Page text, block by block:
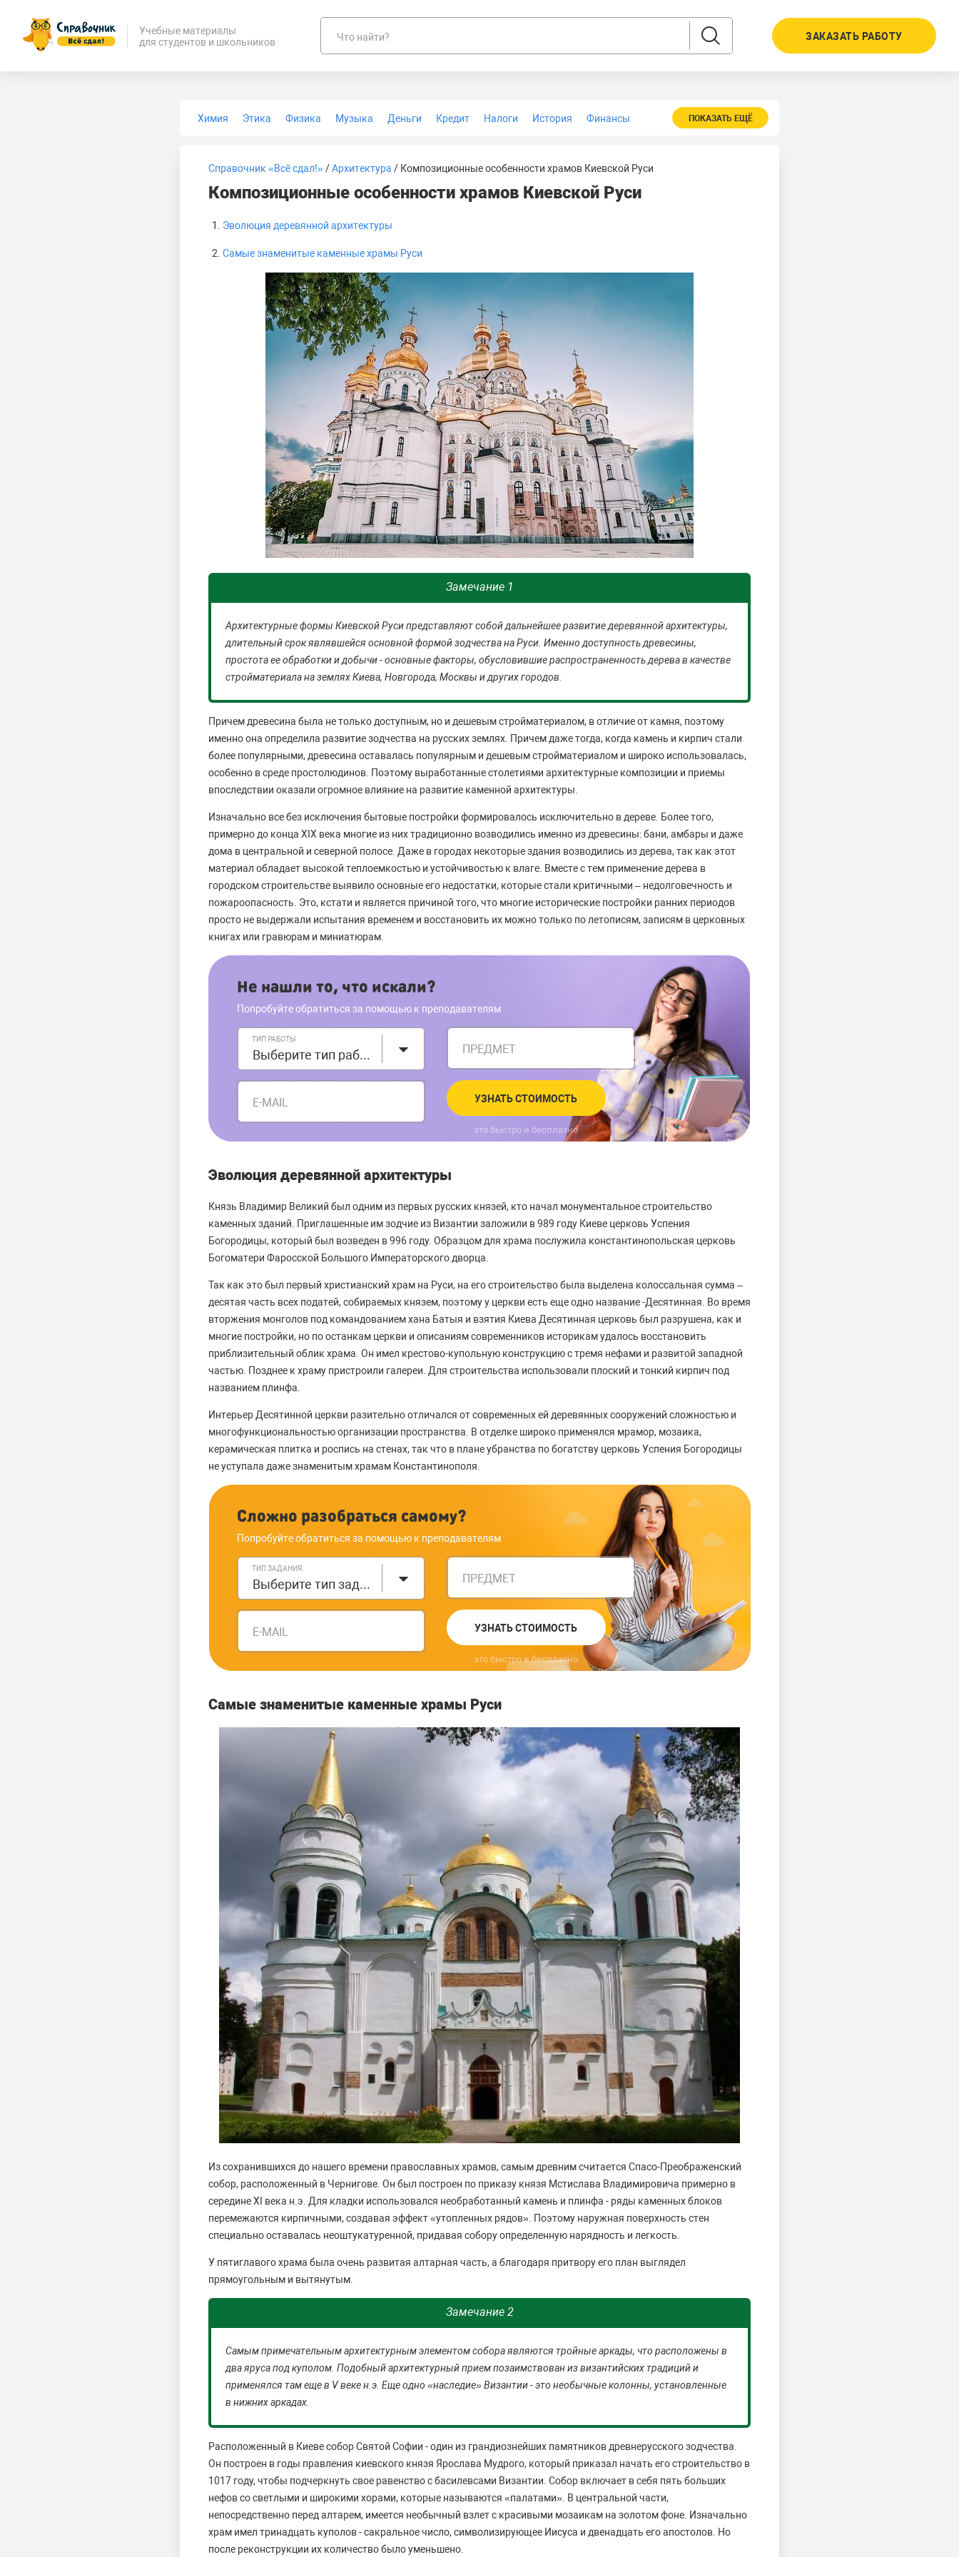
Учебные материалы
для студентов и школьников
Что найти? ЗАКАЗАТЬ РАБОТУ
Химия Этика Физика Музыка Деньги Кредит Налоги История
Финансы
ПОКАЗАТЬ ЕЩЁ
Справочник «Всё сдал!»/Архитектура / Композиционные особенности храмов Киевской Руси
Композиционные особенности храмов Киевской Руси
Эволюция деревянной архитектуры
Самые знаменитые каменные храмы Руси
Замечание 1
Архитектурные формы Киевской Руси представляют собой дальнейшее развитие деревянной архитектуры,
длительный срок являвшейся основной формой зодчества на Руси. Именно доступность древесины,
простота ее обработки и добычи - основные факторы, обусловившие распространенность дерева в качестве
стройматериала на землях Киева, Новгорода, Москвы и других городов.
Причем древесина была не только доступным, но и дешевым стройматериалом, в отличие от камня, поэтому
именно она определила развитие зодчества на русских землях. Причем даже тогда, когда камень и кирпич стали
более популярными, древесина оставалась популярным и дешевым стройматериалом и широко использовалась,
особенно в среде простолюдинов. Поэтому выработанные столетиями архитектурные композиции и приемы
впоследствии оказали огромное влияние на развитие каменной архитектуры.
Изначально все без исключения бытовые постройки формировалось исключительно в дереве. Более того,
примерно до конца XIX века многие из них традиционно возводились именно из древесины: бани, амбары и даже
дома в центральной и северной полосе. Даже в городах некоторые здания возводились из дерева, так как этот
материал обладает высокой теплоемкостью и устойчивостью к влаге. Вместе с тем применение дерева в
городском строительстве выявило основные его недостатки, которые стали критичными – недолговечность и
пожароопасность. Это, кстати и является причиной того, что многие исторические постройки ранних периодов
просто не выдержали испытания временем и восстановить их можно только по летописям, записям в церковных
книгах или гравюрам и миниатюрам.
Не нашли то, что искали?
Попробуйте обратиться за помощью к преподавателям
ТИП РАБОТЫ
Выберите тип работы ПРЕДМЕТ
E-MAIL УЗНАТЬ СТОИМОСТЬ
это быстро и бесплатно
Эволюция деревянной архитектуры
Князь Владимир Великий был одним из первых русских князей, кто начал монументальное строительство
каменных зданий. Приглашенные им зодчие из Византии заложили в 989 году Киеве церковь Успения
Богородицы, который был возведен в 996 году. Образцом для храма послужила константинопольская церковь
Богоматери Фаросской Большого Императорского дворца.
Так как это был первый христианский храм на Руси, на его строительство была выделена колоссальная сумма –
десятая часть всех податей, собираемых князем, поэтому у церкви есть еще одно название -Десятинная. Во время
вторжения монголов под командованием хана Батыя и взятия Киева Десятинная церковь был разрушена, как и
многие постройки, но по останкам церкви и описаниям современников историкам удалось восстановить
приблизительный облик храма. Он имел крестово-купольную конструкцию с тремя нефами и развитой западной
частью. Позднее к храму пристроили галереи. Для строительства использовали плоский и тонкий кирпич под
названием плинфа.
Интерьер Десятинной церкви разительно отличался от современных ей деревянных сооружений сложностью и
многофункциональностью организации пространства. В отделке широко применялся мрамор, мозаика,
керамическая плитка и роспись на стенах, так что в плане убранства по богатству церковь Успения Богородицы
не уступала даже знаменитым храмам Константинополя.
Сложно разобраться самому?
Попробуйте обратиться за помощью к преподавателям
ТИП ЗАДАНИЯ
Выберите тип задания ПРЕДМЕТ
E-MAIL УЗНАТЬ СТОИМОСТЬ
это быстро и бесплатно
Самые знаменитые каменные храмы Руси
Из сохранившихся до нашего времени православных храмов, самым древним считается Спасо-Преображенский
собор, расположенный в Чернигове. Он был построен по приказу князя Мстислава Владимировича примерно в
середине XI века н.э. Для кладки использовался необработанный камень и плинфа - ряды каменных блоков
перемежаются кирпичными, создавая эффект «утопленных рядов». Поэтому наружная поверхность стен
специально оставалась неоштукатуренной, придавая собору определенную нарядность и легкость.
У пятиглавого храма была очень развитая алтарная часть, а благодаря притвору его план выглядел
прямоугольным и вытянутым.
Замечание 2
Самым примечательным архитектурным элементом собора являются тройные аркады, что расположены в
два яруса под куполом. Подобный архитектурный прием позаимствован из византийских традиций и
применялся там еще в V веке н.э. Еще одно «наследие» Византии - это необычные колонны, установленные
в нижних аркадах.
Расположенный в Киеве собор Святой Софии - один из грандиознейших памятников древнерусского зодчества.
Он построен в годы правления киевского князя Ярослава Мудрого, который приказал начать его строительство в
1017 году, чтобы подчеркнуть свое равенство с басилевсами Византии. Собор включает в себя пять больших
нефов со светлыми и широкими хорами, которые называются «палатами». В центральной части,
непосредственно перед алтарем, имеется необычный взлет с красивыми мозаикам на золотом фоне. Изначально
храм имел тринадцать куполов - сакральное число, символизирующее Иисуса и двенадцать его апостолов. Но
после реконструкции их количество было уменьшено.